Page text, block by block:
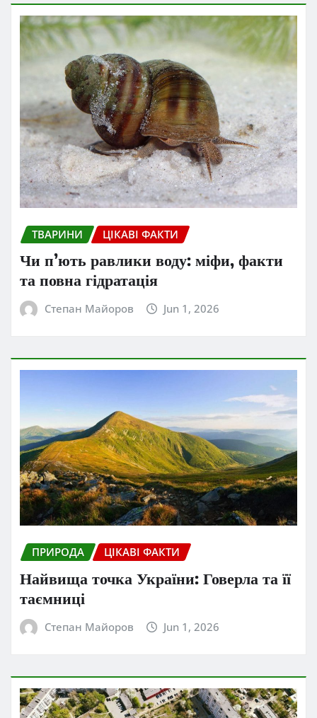
ТВАРИНИ ЦІКАВІ ФАКТИ
Чи п’ють равлики воду: міфи, факти
та повна гідратація
Степан Майоров Jun 1, 2026
ПРИРОДА ЦІКАВІ ФАКТИ
Найвища точка України: Говерла та її
таємниці
Степан Майоров Jun 1, 2026